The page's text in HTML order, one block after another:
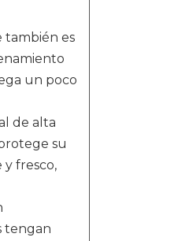
también es
un poco
de alta
su
y fresco,
tengan